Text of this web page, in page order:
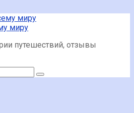
миру
путешествий, отзывы